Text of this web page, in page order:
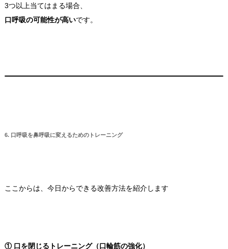
3つ以上当てはまる場合、
口呼吸の可能性が高いです。
6. 口呼吸を鼻呼吸に変えるためのトレーニング
ここからは、今日からできる改善方法を紹介します
① 口を閉じるトレーニング（口輪筋の強化）